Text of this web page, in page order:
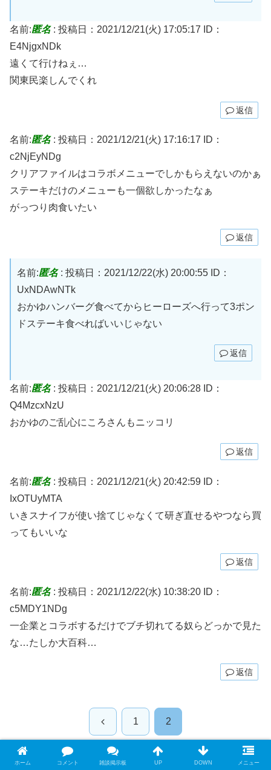
名前:匿名: 投稿日：2021/12/21(火) 17:05:17
ID：
E4NjgxNDk
遠くて行けねぇ…
関東民楽しんでくれ
返信
名前:匿名: 投稿日：2021/12/21(火) 17:16:17
ID：
c2NjEyNDg
クリアファイルはコラボメニューでしかもらえないのかぁ
ステーキだけのメニューも一個欲しかったなぁ
がっつり肉食いたい
返信
名前:匿名: 投稿日：2021/12/22(水) 20:00:55
ID：
UxNDAwNTk
おかゆハンバーグ食べてからヒーローズへ行って3ポン
ドステーキ食べればいいじゃない
返信
名前:匿名: 投稿日：2021/12/21(火) 20:06:28 ID：
Q4MzcxNzU
おかゆのご乱心にころさんもニッコリ
返信
名前:匿名: 投稿日：2021/12/21(火) 20:42:59 ID：
IxOTUyMTA
いきスナイフが使い捨てじゃなくて研ぎ直せるやつなら買
ってもいいな
返信
名前:匿名: 投稿日：2021/12/22(水) 10:38:20 ID：
c5MDY1NDg
一企業とコラボするだけでブチ切れてる奴らどっかで見た
な…たしか大百科…
返信
前
へ
1 2
誹謗中傷や荒らし行為は禁止です
ホーム コメント 雑談掲示板 UP DOWN メニュー